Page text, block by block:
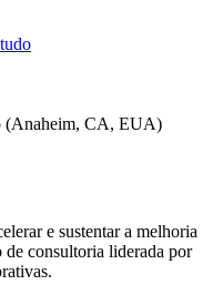
(Anaheim, CA, EUA)
e sustentar a melhoria
de consultoria liderada por